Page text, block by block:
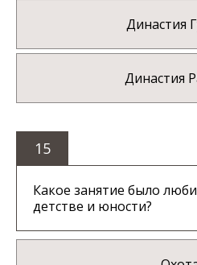
Династия
Династия
15
Какое занятие было
детстве и юности?